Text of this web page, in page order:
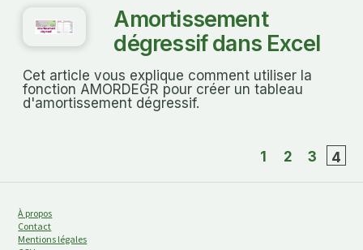
Amortissement
dégressif dans Excel
Cet article vous explique comment utiliser la
fonction AMORDEGR pour créer un tableau
d'amortissement dégressif.
1 2 3 4
À propos
Contact
Mentions légales